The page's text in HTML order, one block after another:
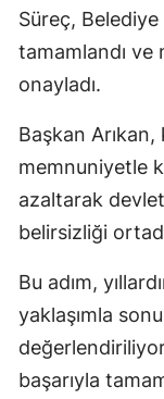
Süreç,
tamamlandı ve
onayladı.
Başkan Arıkan,
memnuniyetle
azaltarak
belirsizliği
Bu adım,
yaklaşımla
başarıyla